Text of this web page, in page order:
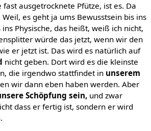
fast ausgetrocknete Pfütze, ist es. Da
es geht ja ums Bewusstsein bis ins
ins Physische, das heißt, weiß ich nicht,
würde das jetzt, wenn wir den
er jetzt ist. Das wird es natürlich auf
nicht geben. Dort wird es die kleinste
die irgendwo stattfindet in unserem
wir dann eben haben werden. Aber
Schöpfung sein,und zwar
dass er fertig ist, sondern er wird